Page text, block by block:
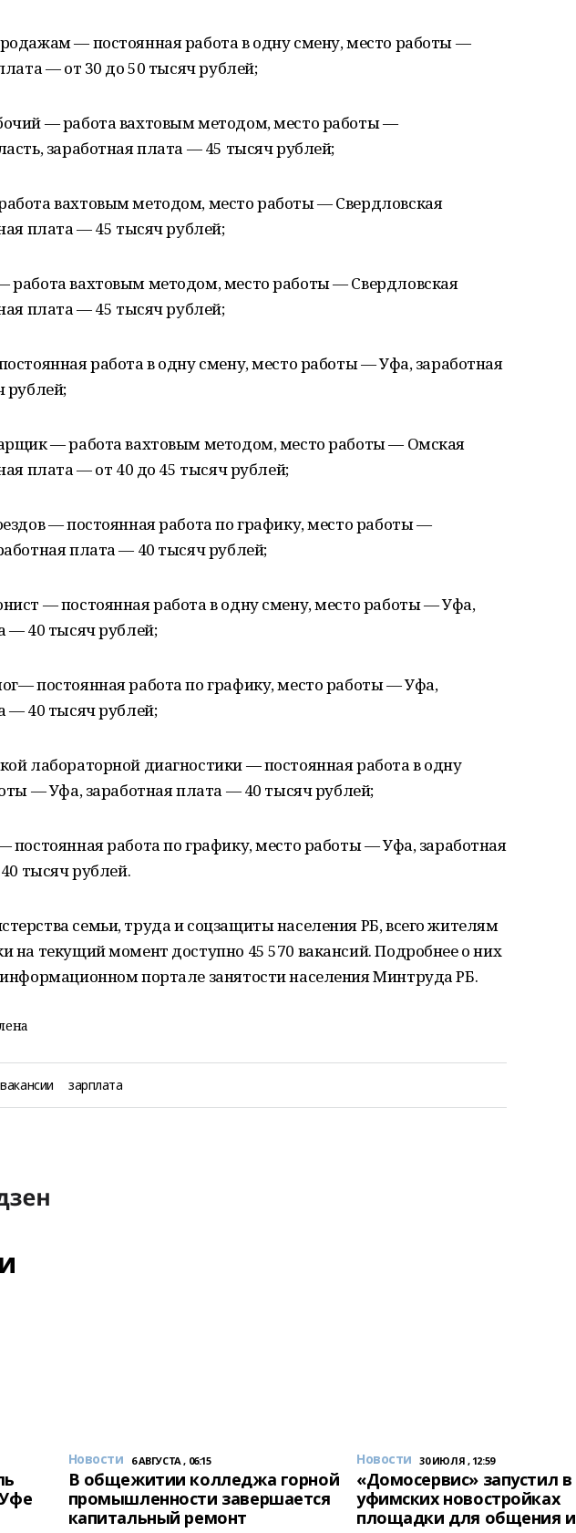
— постоянная работа в одну смену, место работы —
— от 30 до 50 тысяч рублей;
— работа вахтовым методом, место работы —
заработная плата — 45 тысяч рублей;
вахтовым методом, место работы — Свердловская
плата — 45 тысяч рублей;
вахтовым методом, место работы — Свердловская
плата — 45 тысяч рублей;
работа в одну смену, место работы — Уфа, заработная
рублей;
— работа вахтовым методом, место работы — Омская
плата — от 40 до 45 тысяч рублей;
— постоянная работа по графику, место работы —
плата — 40 тысяч рублей;
— постоянная работа в одну смену, место работы — Уфа,
— 40 тысяч рублей;
постоянная работа по графику, место работы — Уфа,
— 40 тысяч рублей;
лабораторной диагностики — постоянная работа в одну
— Уфа, заработная плата — 40 тысяч рублей;
работа по графику, место работы — Уфа, заработная
тысяч рублей.
семьи, труда и соцзащиты населения РБ, всего жителям
на текущий момент доступно 45 570 вакансий. Подробнее о них
портале занятости населения Минтруда РБ.
вакансии зарплата
Новости 6 АВГУСТА , 06:15
В общежитии колледжа горной
промышленности завершается
капитальный ремонт
Новости 30 ИЮЛЯ , 12:59
«Домосервис» запустил в
уфимских новостройках
площадки для общения и